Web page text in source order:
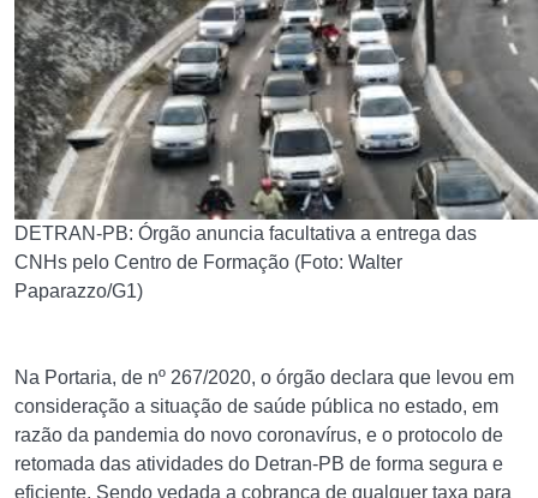
DETRAN-PB: Órgão anuncia facultativa a entrega das
CNHs pelo Centro de Formação (Foto: Walter
Paparazzo/G1)
Na Portaria, de nº 267/2020, o órgão declara que levou em
consideração a situação de saúde pública no estado, em
razão da pandemia do novo coronavírus, e o protocolo de
retomada das atividades do Detran-PB de forma segura e
eficiente. Sendo vedada a cobrança de qualquer taxa para